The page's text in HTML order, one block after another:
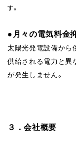
す。
●月々の電気料金
太陽光発電設備から
供給される電力と異
が発生しません。
３．会社概要